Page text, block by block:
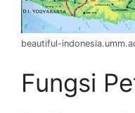
beautiful-
Fungsi